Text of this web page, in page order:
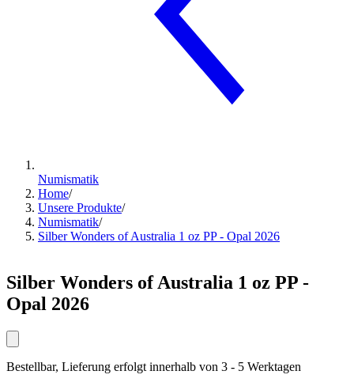
Numismatik
Home/
Unsere Produkte/
Numismatik/
Silber Wonders of Australia 1 oz PP - Opal 2026
Silber Wonders of Australia 1 oz PP -
Opal 2026
Bestellbar, Lieferung erfolgt innerhalb von 3 - 5 Werktagen